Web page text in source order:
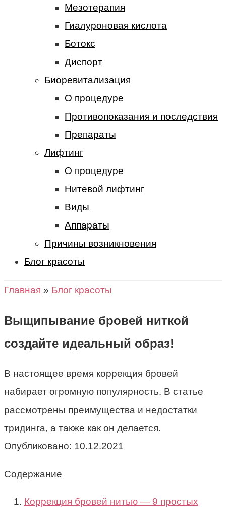
Мезотерапия
Гиалуроновая кислота
Ботокс
Диспорт
Биоревитализация
О процедуре
Противопоказания и последствия
Препараты
Лифтинг
О процедуре
Нитевой лифтинг
Виды
Аппараты
Причины возникновения
Блог красоты
Главная » Блог красоты
Выщипывание бровей ниткой
создайте идеальный образ!
В настоящее время коррекция бровей
набирает огромную популярность. В статье
рассмотрены преимущества и недостатки
тридинга, а также как он делается.
Опубликовано: 10.12.2021
Содержание
Коррекция бровей нитью — 9 простых